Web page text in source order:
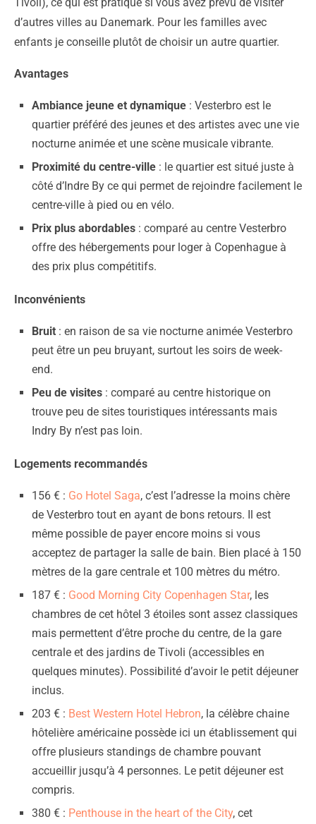
d’autres villes au Danemark. Pour les familles avec
enfants je conseille plutôt de choisir un autre quartier.
Avantages
Ambiance jeune et dynamique : Vesterbro est le
quartier préféré des jeunes et des artistes avec une vie
nocturne animée et une scène musicale vibrante.
Proximité du centre-ville : le quartier est situé juste à
côté d’Indre By ce qui permet de rejoindre facilement le
centre-ville à pied ou en vélo.
Prix plus abordables : comparé au centre Vesterbro
offre des hébergements pour loger à Copenhague à
des prix plus compétitifs.
Inconvénients
Bruit : en raison de sa vie nocturne animée Vesterbro
peut être un peu bruyant, surtout les soirs de week-
end.
Peu de visites : comparé au centre historique on
trouve peu de sites touristiques intéressants mais
Indry By n’est pas loin.
Logements recommandés
156 € : Go Hotel Saga, c’est l’adresse la moins chère
de Vesterbro tout en ayant de bons retours. Il est
même possible de payer encore moins si vous
acceptez de partager la salle de bain. Bien placé à 150
mètres de la gare centrale et 100 mètres du métro.
187 € : Good Morning City Copenhagen Star, les
chambres de cet hôtel 3 étoiles sont assez classiques
mais permettent d’être proche du centre, de la gare
centrale et des jardins de Tivoli (accessibles en
quelques minutes). Possibilité d’avoir le petit déjeuner
inclus.
203 € : Best Western Hotel Hebron, la célèbre chaine
hôtelière américaine possède ici un établissement qui
offre plusieurs standings de chambre pouvant
accueillir jusqu’à 4 personnes. Le petit déjeuner est
compris.
380 € : Penthouse in the heart of the City, cet